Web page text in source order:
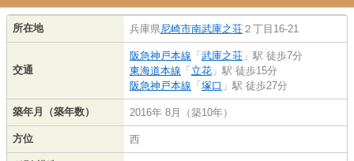
所在地 兵庫県尼崎市南武庫之荘 ２丁目16-21
交通
阪急神戸本線 「 武庫之荘 」駅 徒歩7分
東海道本線 「 立花 」駅 徒歩15分
阪急神戸本線 「 塚口 」駅 徒歩27分
築年月（築年数） 2016年 8月（築10年）
方位 西